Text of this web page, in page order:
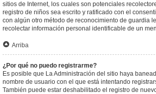
sitios de Internet, los cuales son potenciales
registro de niños sea escrito y ratificado con el
con algún otro método de reconocimiento de guardia
recolectar información personal identificable de un
Arriba
¿Por qué no puedo registrarme?
Es posible que La Administración del sitio haya
nombre de usuario con el que está intentando
También puede estar deshabilitado el registro de